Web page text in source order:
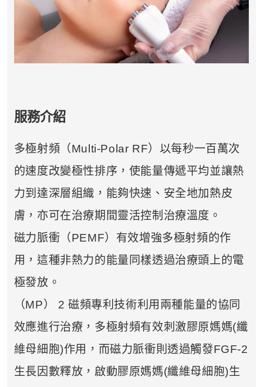
服務介紹
多極射頻（Multi-Polar RF）以每秒一百萬次
的速度改變極性排序，使能量傳遞平均並讓熱
力到達深層組織，能夠快速、安全地加熱皮
膚，亦可在治療期間靈活控制治療溫度。
磁力脈衝（PEMF）有效增強多極射頻的作
用，這種非熱力的能量同樣透過治療頭上的電
極發放。
（MP） 2 磁頻專利技術利用兩種能量的協同
效應進行治療，多極射頻有效刺激膠原媽媽(纖
維母細胞)作用，而磁力脈衝則透過觸發FGF-2
生長因數釋放，啟動膠原媽媽(纖維母細胞)生